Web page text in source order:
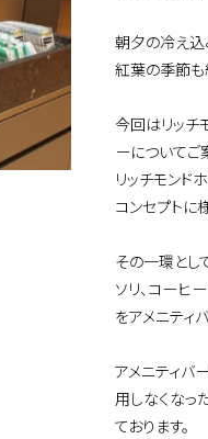
朝夕の冷え込
紅葉の季節も
今回はリッチ
ーについてご
リッチモンド
コンセプトに
その一環とし
ソリ、コーヒ
をアメニティ
アメニティバ
用しなくな
ております。